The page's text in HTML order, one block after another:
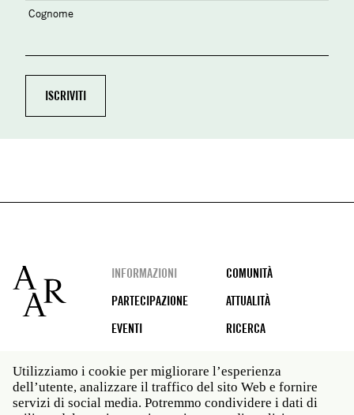
Cognome
Footer
INFORMAZIONI
COMUNITÀ
PARTECIPAZIONE
ATTUALITÀ
EVENTI
RICERCA
Social
Utilizziamo i cookie per migliorare l’esperienza
dell’utente, analizzare il traffico del sito Web e fornire
servizi di social media. Potremmo condividere i dati di